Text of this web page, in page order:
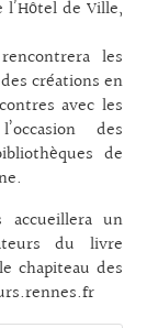
de Ville,
les
créations en
avec les
des
de
accueillera un
du livre
chapiteau des